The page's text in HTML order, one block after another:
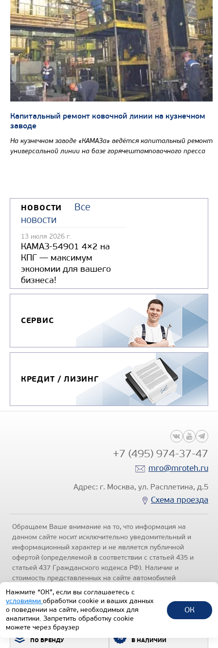
ПО БРЕНДУ В НАЛИЧИИ
Капитальный ремонт ковочной линии на кузнечном
заводе
На кузнечном заводе «КАМАЗа» ведётся капитальный ремонт
универсальной линии на базе горячештамповочного пресса
НОВОСТИ
Все
новости
13 июля 2026 г.
КАМАЗ-54901 4×2 на
КПГ — максимум
экономии для вашего
бизнеса!
СЕРВИС
КРЕДИТ / ЛИЗИНГ
+7 (495) 974-37-47
mro@mroteh.ru
Адрес: г. Москва, ул. Расплетина, д.5
Схема проезда
Обращаем Ваше внимание на то, что информация на
данном сайте носит исключительно уведомительный и
информационный характер и не является публичной
офертой (определяемой в соответствии с статьей 435 и
статьей 437 Гражданского кодекса РФ). Наличие и
стоимость представленных на сайте автомобилей
уточняйте по телефонам отделов продаж, представленных
в разделе "Контакты" настоящего ресурса.
конфиденциальности.
1992-2026 © Все права защищены.
ТЕХИНКОМ
Нажмите “ОК”, если вы соглашаетесь с
условиями обработки cookie и ваших данных
о поведении на сайте, необходимых для
аналитики. Запретить обработку cookie
можете через браузер
ОК